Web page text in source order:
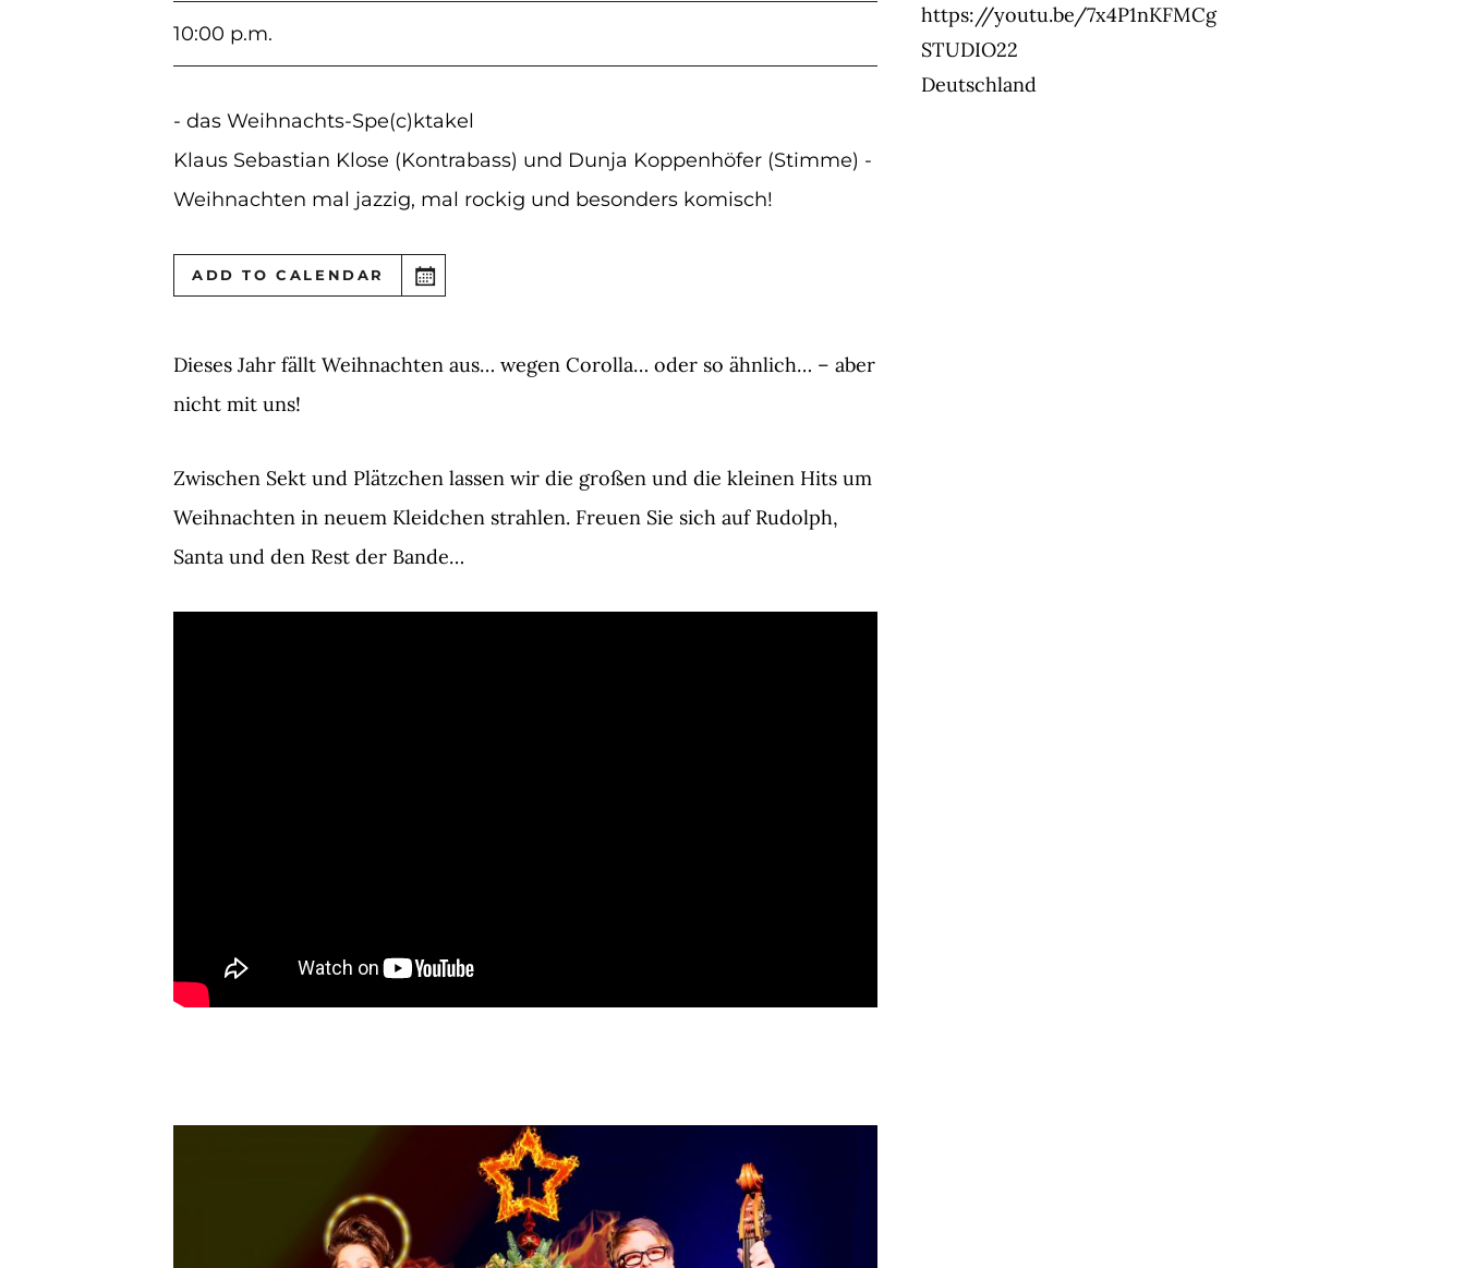
10:00 p.m.
- das Weihnachts-Spe(c)ktakel
Klaus Sebastian Klose (Kontrabass) und Dunja Koppenhöfer (Stimme) -
Weihnachten mal jazzig, mal rockig und besonders komisch!
ADD TO CALENDAR
Dieses Jahr fällt Weihnachten aus… wegen Corolla… oder so ähnlich… – aber
nicht mit uns!
Zwischen Sekt und Plätzchen lassen wir die großen und die kleinen Hits um
Weihnachten in neuem Kleidchen strahlen. Freuen Sie sich auf Rudolph,
Santa und den Rest der Bande…
https://youtu.be/7x4P1nKFMCg
STUDIO22
Deutschland